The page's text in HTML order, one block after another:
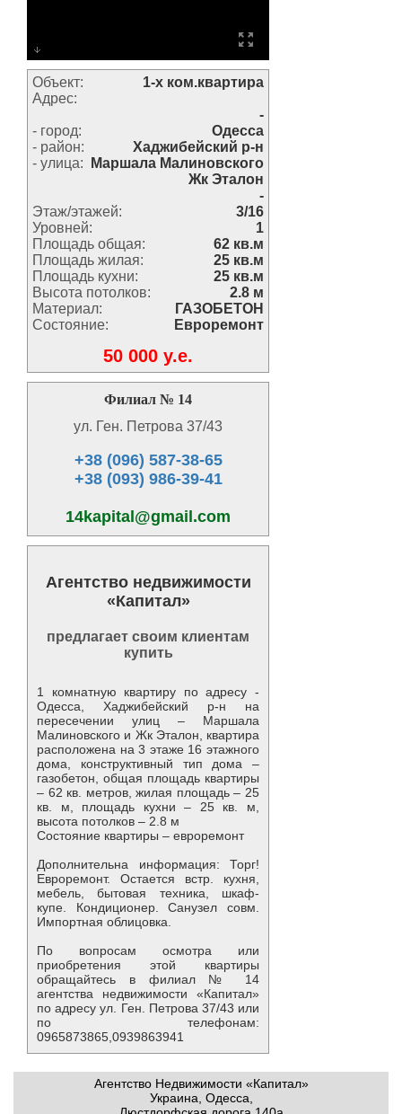
Объект:
1-х ком.квартира
Адрес:
-
- город:
Одесса
- район:
Хаджибейский р-н
- улица:
Маршала Малиновского
Жк Эталон
-
Этаж/этажей:
3/16
Уровней:
1
Площадь общая:
62 кв.м
Площадь жилая:
25 кв.м
Площадь кухни:
25 кв.м
Высота потолков:
2.8 м
Материал:
ГАЗОБЕТОН
Состояние:
Евроремонт
50 000 y.e.
Филиал № 14
ул. Ген. Петрова 37/43
+38 (096) 587-38-65
+38 (093) 986-39-41
14kapital@gmail.com
Агентство недвижимости
«Капитал»
предлагает своим клиентам
купить
1 комнатную квартиру по адресу -
Одесса, Хаджибейский р-н на
пересечении улиц – Маршала
Малиновского и Жк Эталон, квартира
расположена на 3 этаже 16 этажного
дома, конструктивный тип дома –
газобетон, общая площадь квартиры
– 62 кв. метров, жилая площадь – 25
кв. м, площадь кухни – 25 кв. м,
высота потолков – 2.8 м
Состояние квартиры – евроремонт
Дополнительна информация: Торг!
Евроремонт. Остается встр. кухня,
мебель, бытовая техника, шкаф-
купе. Кондиционер. Санузел совм.
Импортная облицовка.
По вопросам осмотра или
приобретения этой квартиры
обращайтесь в филиал № 14
агентства недвижимости «Капитал»
по адресу ул. Ген. Петрова 37/43 или
по телефонам:
0965873865,0939863941
Агентство Недвижимости «Капитал»
Украина, Одесса,